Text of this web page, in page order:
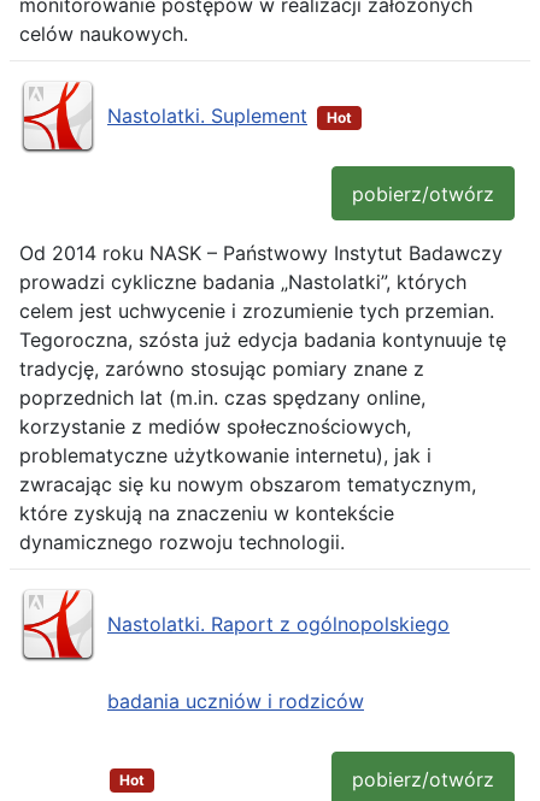
celów naukowych.
Nastolatki. Suplement Hot
pobierz/otwórz
Od 2014 roku NASK – Państwowy Instytut Badawczy
prowadzi cykliczne badania „Nastolatki”, których
celem jest uchwycenie i zrozumienie tych przemian.
Tegoroczna, szósta już edycja badania kontynuuje tę
tradycję, zarówno stosując pomiary znane z
poprzednich lat (m.in. czas spędzany online,
korzystanie z mediów społecznościowych,
problematyczne użytkowanie internetu), jak i
zwracając się ku nowym obszarom tematycznym,
które zyskują na znaczeniu w kontekście
dynamicznego rozwoju technologii.
Nastolatki. Raport z ogólnopolskiego
badania uczniów i rodziców
Hot pobierz/otwórz